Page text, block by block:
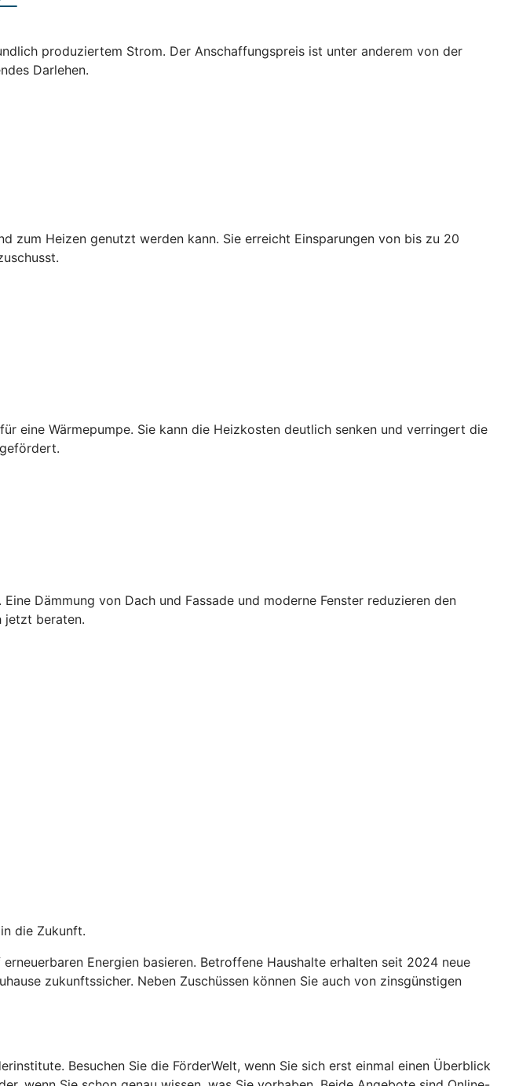
produziertem Strom. Der Anschaffungspreis ist unter anderem von der
Darlehen.
zum Heizen genutzt werden kann. Sie erreicht Einsparungen von bis zu 20
eine Wärmepumpe. Sie kann die Heizkosten deutlich senken und verringert die
Dämmung von Dach und Fassade und moderne Fenster reduzieren den
jetzt beraten.
die Zukunft.
Energien basieren. Betroffene Haushalte erhalten seit 2024 neue
zukunftssicher. Neben Zuschüssen können Sie auch von zinsgünstigen
Besuchen Sie die FörderWelt, wenn Sie sich erst einmal einen Überblick